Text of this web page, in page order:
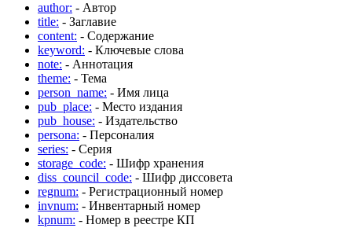
author: - Автор
title: - Заглавие
content: - Содержание
keyword: - Ключевые слова
note: - Аннотация
theme: - Тема
person_name: - Имя лица
pub_place: - Место издания
pub_house: - Издательство
persona: - Персоналия
series: - Серия
storage_code: - Шифр хранения
diss_council_code: - Шифр диссовета
regnum: - Регистрационный номер
invnum: - Инвентарный номер
kpnum: - Номер в реестре КП